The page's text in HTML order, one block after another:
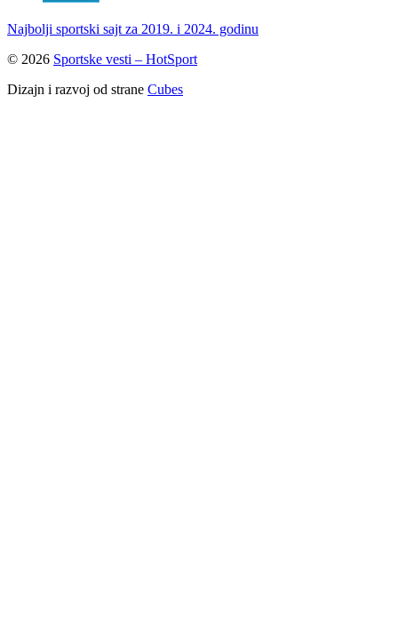
Najbolji sportski sajt za 2019. i 2024. godinu
© 2026 Sportske vesti – HotSport
Dizajn i razvoj od strane Cubes